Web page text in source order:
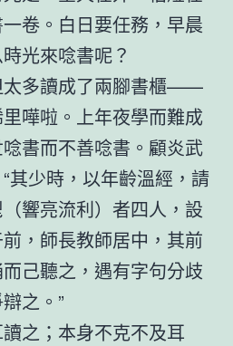
卷。白日要任務，早晨
光來唸書呢？
太多讀成了兩腳書櫃——
嘩啦。上年夜學而難成
書而不善唸書。顧炎武
其少時，以年齡溫經，請
（響亮流利）者四人，設
，師長教師居中，其前
己聽之，遇有字句分歧
之。”
之；本身不克不及耳